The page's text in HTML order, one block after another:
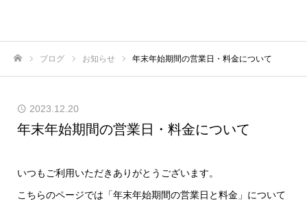
ブログ お知らせ 年末年始期間の営業日・料金について
2023.12.20
年末年始期間の営業日・料金について
いつもご利用いただきありがとうございます。
こちらのページでは「年末年始期間の営業日と料金」について